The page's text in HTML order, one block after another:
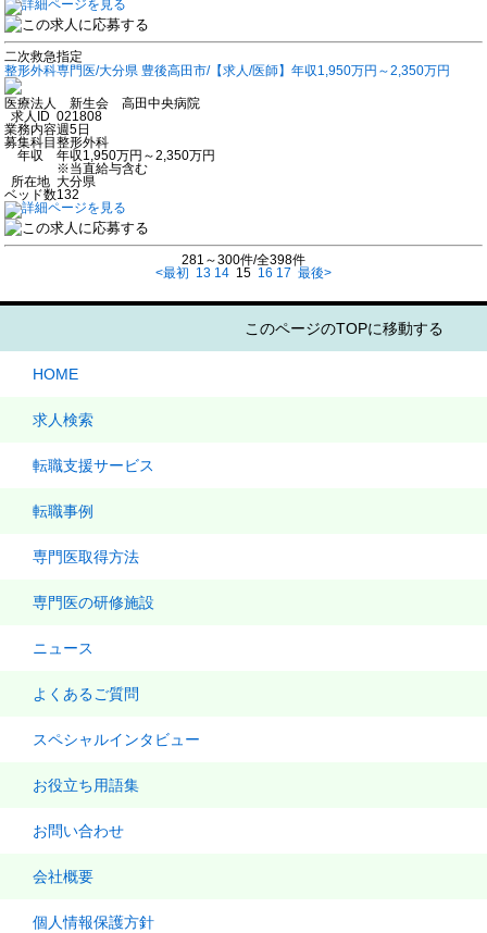
二次救急指定
整形外科専門医/大分県 豊後高田市/【求人/医師】年収1,950万円～2,350万円
医療法人 新生会 高田中央病院
求人ID 021808
業務内容週5日
募集科目整形外科
年収
年収1,950万円～2,350万円
※当直給与含む
所在地 大分県
ベッド数132
281～300件/全398件
<最初 13 14 15 16 17 最後>
このページのTOPに移動する
HOME
求人検索
転職支援サービス
転職事例
専門医取得方法
専門医の研修施設
ニュース
よくあるご質問
スペシャルインタビュー
お役立ち用語集
お問い合わせ
会社概要
個人情報保護方針